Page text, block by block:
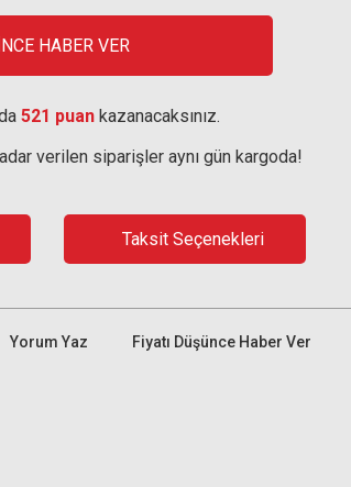
HABER VER
521 puan kazanacaksınız.
verilen siparişler aynı gün kargoda!
Taksit Seçenekleri
Yorum Yaz Fiyatı Düşünce Haber Ver